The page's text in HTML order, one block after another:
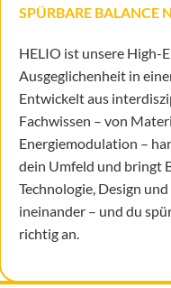
SPÜRBARE BALANCE
HELIO ist unsere High-
Ausgeglichenheit in
Entwickelt aus
Fachwissen – von
Energiemodulation –
dein Umfeld und bringt
Technologie, Design
ineinander – und du
richtig an.